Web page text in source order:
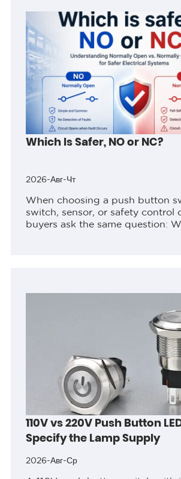
Which Is Safer, NO or NC?
2026-Авг-Чт
When choosing a push button
switch, sensor, or safety control
buyers ask the same question:
110V vs 220V Push Button
Specify the Lamp Supply
2026-Авг-Ср